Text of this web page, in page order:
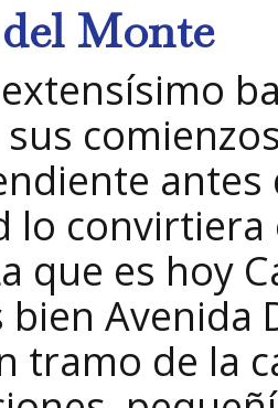
del Monte
antes
lo
que es hoy
bien Avenida
tramo de la